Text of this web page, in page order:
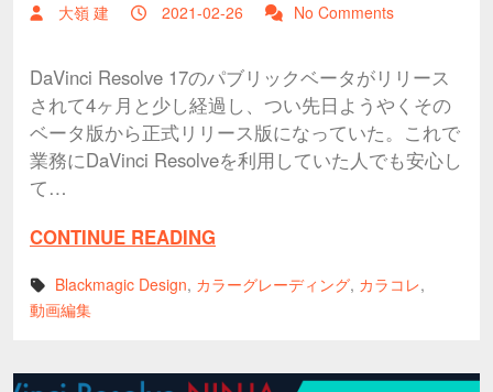
大嶺 建 2021-02-26 No Comments
DaVinci Resolve 17のパブリックベータがリリース
されて4ヶ月と少し経過し、つい先日ようやくその
ベータ版から正式リリース版になっていた。これで
業務にDaVinci Resolveを利用していた人でも安心し
て…
CONTINUE READING
Blackmagic Design, カラーグレーディング, カラコレ,
動画編集